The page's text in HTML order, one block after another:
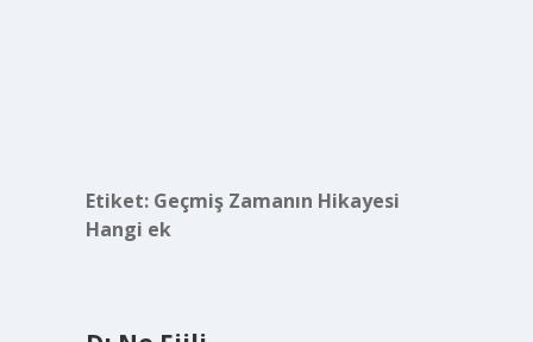
Etiket: Geçmiş Zamanın Hikayesi
Hangi ek